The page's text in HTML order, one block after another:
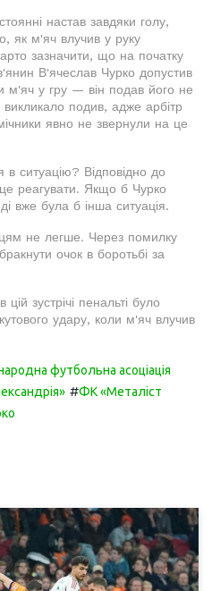
настав завдяки голу,
як м'яч влучив у руку
зазначити, що на початку
В'ячеслав Чурко допустив
м'яч у гру — він подав його не
подив, адже арбітр
явно не звернули на це
в ситуацію? Відповідно до
реагувати. Якщо б Чурко
вже була б інша ситуація.
не легше. Через помилку
очок в боротьбі за
зустрічі пенальті було
удару, коли м'яч влучив
футбольна асоціація
#ФК «Металіст